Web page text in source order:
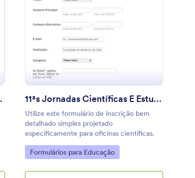
Para Professores Sobre Desafios Da Docência
A COVID 19
Visualizar : 11ªs Jornadas
11ªs Jornadas Científicas E Estudantís Inscrição
Utilize este formulário de inscrição bem
detalhado simples projetado
especificamente para oficinas científicas.
Go to Category:
Formulários para Educação